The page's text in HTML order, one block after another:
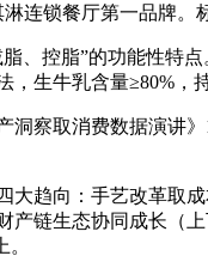
连锁餐厅第一品牌
控脂”的功能性特点
生牛乳含量≥80%，
取消费数据演讲》
向：手艺改革取
链生态协同成长（